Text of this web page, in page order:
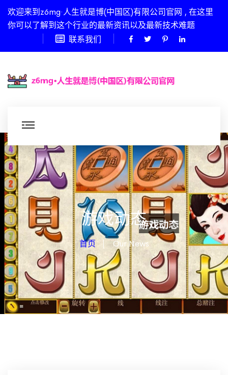
欢迎来到z6mg·人生就是博(中国区)有限公司官网 , 在这里
你可以了解到这个行业的最新资讯以及最新技术难题
联系我们
游戏动态
首页 Our News